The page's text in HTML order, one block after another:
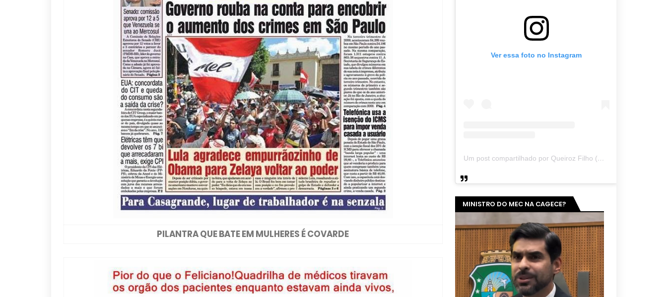
PILANTRA QUE BATE EM MULHERES É COVARDE
Ver essa foto no Instagram
Um post compartilhado por Queiroz Filho (@queirozmfilho)
MINISTRO DO MEC NA CAGECE?